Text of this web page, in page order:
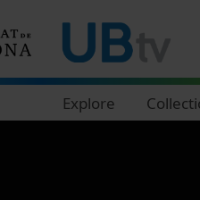
Explore